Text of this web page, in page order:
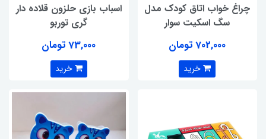
چراغ خواب اتاق کودک مدل
سگ اسکیت سوار
702,000 تومان
خرید
اسباب بازی حلزون قلاده دار
گری توربو
73,000 تومان
خرید